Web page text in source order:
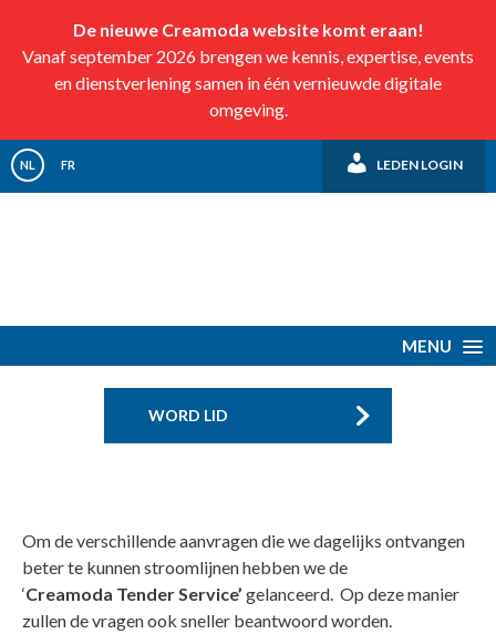
De nieuwe Creamoda website komt eraan!
Vanaf september 2026 brengen we kennis, expertise, events
en dienstverlening samen in één vernieuwde digitale
omgeving.
NL FR LEDEN LOGIN
MENU
WORD LID
Om de verschillende aanvragen die we dagelijks ontvangen
beter te kunnen stroomlijnen hebben we de
‘Creamoda Tender Service’ gelanceerd. Op deze manier
zullen de vragen ook sneller beantwoord worden.